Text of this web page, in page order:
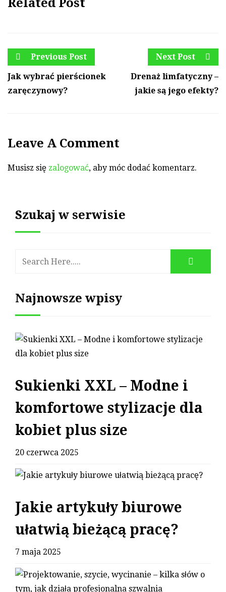
Related Post
Previous Post
Jak wybrać pierścionek
zaręczynowy?
Next Post
Drenaż limfatyczny –
jakie są jego efekty?
Leave A Comment
Musisz się zalogować, aby móc dodać komentarz.
Szukaj w serwisie
Najnowsze wpisy
Sukienki XXL – Modne i
komfortowe stylizacje dla
kobiet plus size
20 czerwca 2025
Jakie artykuły biurowe
ułatwią bieżącą pracę?
7 maja 2025